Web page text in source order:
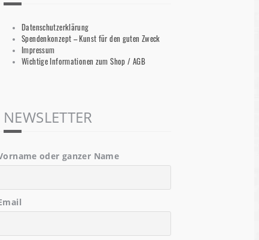
Datenschutzerklärung
Spendenkonzept – Kunst für den guten Zweck
Impressum
Wichtige Informationen zum Shop / AGB
NEWSLETTER
oder ganzer Name